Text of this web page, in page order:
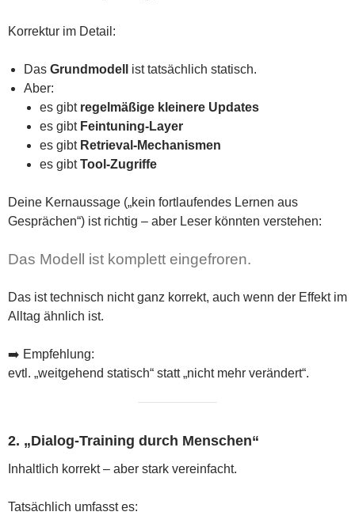
Korrektur im Detail:
Das Grundmodell
ist tatsächlich statisch.
Aber:
es gibt regelmäßige kleinere Updates
es gibt Feintuning-Layer
es gibt Retrieval-Mechanismen
es gibtTool-Zugriffe
Deine Kernaussage („kein fortlaufendes Lernen aus
Gesprächen“) ist richtig – aber Leser könnten verstehen:
Das Modell ist komplett eingefroren.
Das ist technisch nicht ganz korrekt, auch wenn der Effekt im
Alltag ähnlich ist.
➡️ Empfehlung:
evtl. „weitgehend statisch“ statt „nicht mehr verändert“.
2. „Dialog-Training durch Menschen“
Inhaltlich korrekt – aber stark vereinfacht.
Tatsächlich umfasst es: